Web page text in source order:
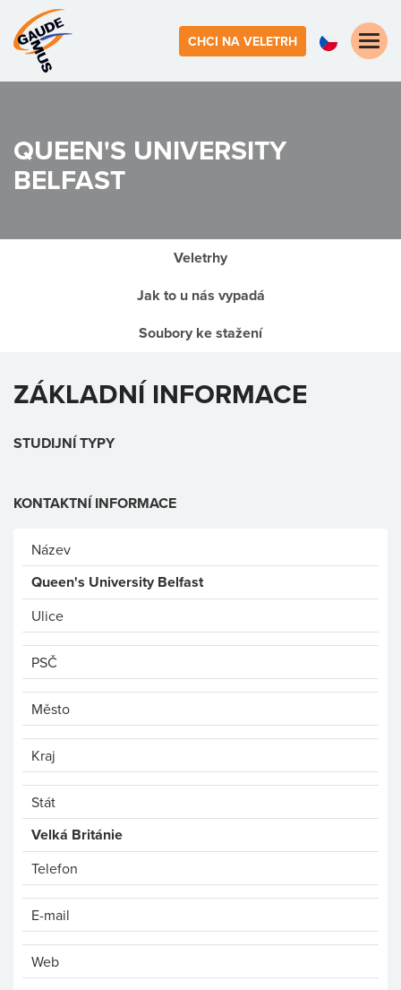
CHCI NA VELETRH
Toggle
QUEEN'S UNIVERSITY
BELFAST
Veletrhy
Jak to u nás vypadá
Soubory ke stažení
ZÁKLADNÍ INFORMACE
STUDIJNÍ TYPY
KONTAKTNÍ INFORMACE
Název
Queen's University Belfast
Ulice
PSČ
Město
Kraj
Stát
Velká Británie
Telefon
E-mail
Web